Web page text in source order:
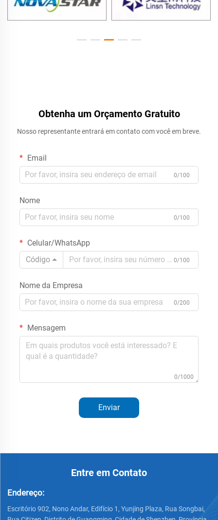
Obtenha um Orçamento Gratuito
Nosso representante entrará em contato com você em breve.
Email
0/100
Nome
0/100
Celular/WhatsApp
Código
0/100
Nome da Empresa
0/200
Mensagem
0/1000
Enviar
Entre em Contato
Endereço:
Escritório 902, Nono Andar, Edifício 1, Yunjing Plaza, Rua Songbai,